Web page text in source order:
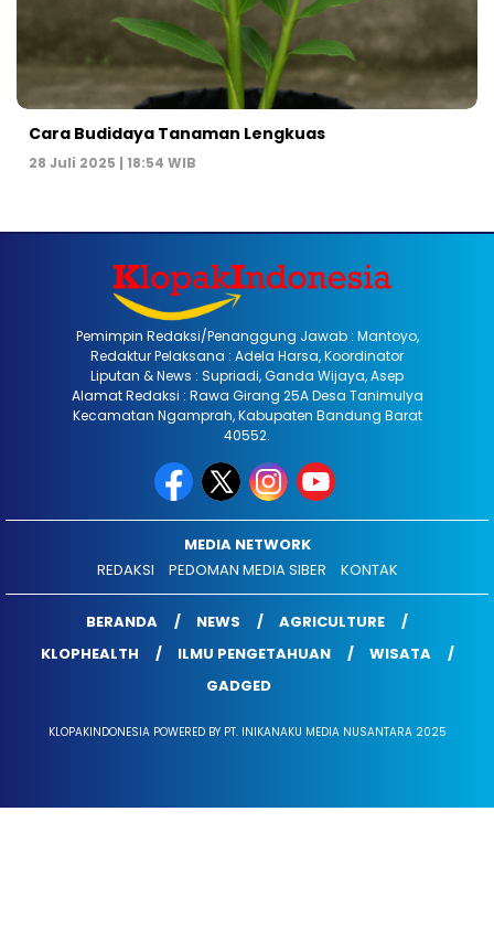
Cara Budidaya Tanaman Lengkuas
28 Juli 2025 | 18:54 WIB
Pemimpin Redaksi/Penanggung Jawab : Mantoyo,
Redaktur Pelaksana : Adela Harsa, Koordinator
Liputan & News : Supriadi, Ganda Wijaya, Asep
Alamat Redaksi : Rawa Girang 25A Desa Tanimulya
Kecamatan Ngamprah, Kabupaten Bandung Barat
40552.
MEDIA NETWORK
REDAKSI
PEDOMAN MEDIA SIBER KONTAK
BERANDA NEWS
AGRICULTURE
KLOPHEALTH
ILMU PENGETAHUAN
WISATA
GADGED
KLOPAKINDONESIA POWERED BY PT. INIKANAKU MEDIA NUSANTARA 2025